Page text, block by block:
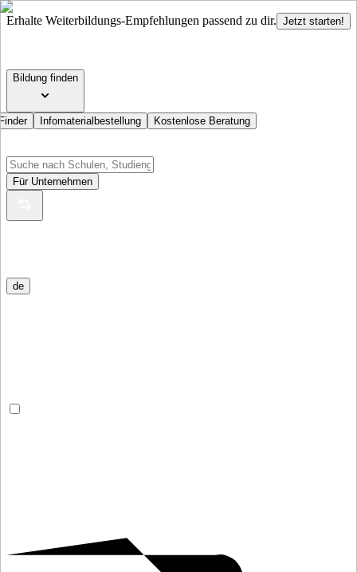
Erhalte Weiterbildungs-Empfehlungen passend zu dir. Jetzt starten!
Bildung finden
Infomaterialbestellung Kostenlose Beratung
Für Unternehmen
de